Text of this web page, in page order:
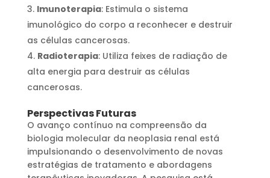
Imunoterapia: Estimula o sistema
imunológico do corpo a reconhecer e destruir
as células cancerosas.
Radioterapia: Utiliza feixes de radiação de
alta energia para destruir as células
cancerosas.
Perspectivas Futuras
O avanço contínuo na compreensão da
biologia molecular da neoplasia renal está
impulsionando o desenvolvimento de novas
estratégias de tratamento e abordagens